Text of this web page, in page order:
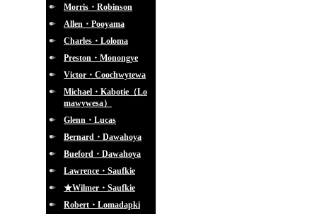
Morris・Robinson
Allen・Pooyama
Charles・Loloma
Preston・Monongye
Victor・Coochwytewa
Michael・Kabotie（Lo
mawywesa）
Glenn・Lucas
Bernard・Dawahoya
Bueford・Dawahoya
Lawrence・Saufkie
★Wilmer・Saufkie
Robert・Lomadapki